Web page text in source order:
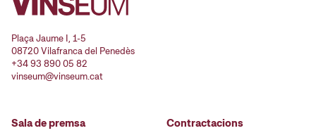
Plaça Jaume I, 1-5
08720 Vilafranca del Penedès
+34 93 890 05 82
vinseum@vinseum.cat
Sala de premsa
Contractacions